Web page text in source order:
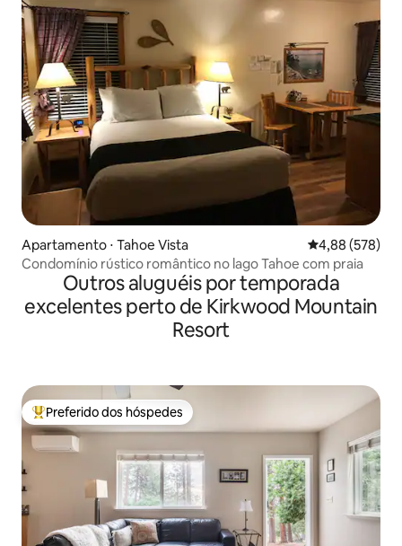
Apartamento ⋅ Tahoe Vista 4,88 de uma
4,88 (578)
Condomínio rústico romântico no lago Tahoe com praia
Outros aluguéis por temporada
excelentes perto de Kirkwood Mountain
Resort
Entre os melhores preferidos dos hóspedes
Preferido dos hóspedes